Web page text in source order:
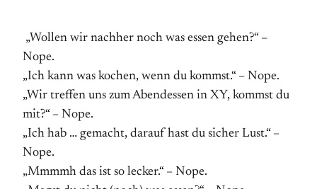
„Wollen wir nachher noch was essen gehen?“ –
Nope.
„Ich kann was kochen, wenn du kommst.“ – Nope.
„Wir treffen uns zum Abendessen in XY, kommst du
mit?“ – Nope.
„Ich hab … gemacht, darauf hast du sicher Lust.“ –
Nope.
„Mmmmh das ist so lecker.“ – Nope.